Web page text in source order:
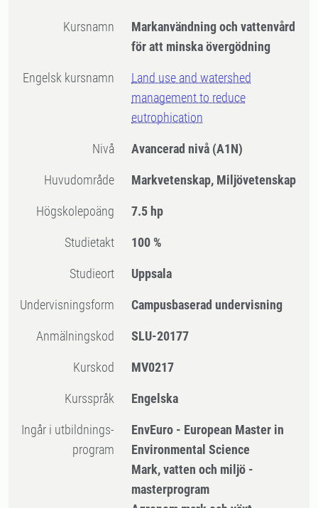
Kursnamn
Markanvändning och vattenvård
för att minska övergödning
Engelsk kursnamn
Land use and watershed
management to reduce
eutrophication
Nivå Avancerad nivå (A1N)
Huvudområde Markvetenskap, Miljövetenskap
högskolepoäng 7.5 hp
Studietakt 100 %
Studieort Uppsala
Undervisningsform Campusbaserad undervisning
Anmälningskod SLU-20177
Kurskod MV0217
Kursspråk Engelska
Ingår i utbildnings-
program
EnvEuro - European Master in
Environmental Science
Mark, vatten och miljö -
masterprogram